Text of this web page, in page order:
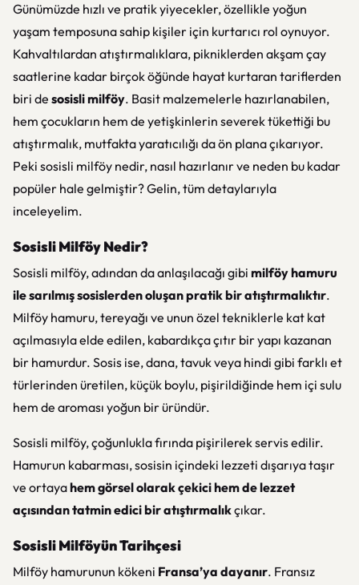
Günümüzde hızlı ve pratik yiyecekler, özellikle yoğun
yaşam temposuna sahip kişiler için kurtarıcı rol oynuyor.
Kahvaltılardan atıştırmalıklara, pikniklerden akşam çay
saatlerine kadar birçok öğünde hayat kurtaran tariflerden
biri de sosisli milföy. Basit malzemelerle hazırlanabilen,
hem çocukların hem de yetişkinlerin severek tükettiği bu
atıştırmalık, mutfakta yaratıcılığı da ön plana çıkarıyor.
Peki sosisli milföy nedir, nasıl hazırlanır ve neden bu kadar
popüler hale gelmiştir? Gelin, tüm detaylarıyla
inceleyelim.
Sosisli Milföy Nedir?
Sosisli milföy, adından da anlaşılacağı gibi milföy hamuru
ile sarılmış sosislerden oluşan pratik bir atıştırmalıktır.
Milföy hamuru, tereyağı ve unun özel tekniklerle kat kat
açılmasıyla elde edilen, kabardıkça çıtır bir yapı kazanan
bir hamurdur. Sosis ise, dana, tavuk veya hindi gibi farklı et
türlerinden üretilen, küçük boylu, pişirildiğinde hem içi sulu
hem de aroması yoğun bir üründür.
Sosisli milföy, çoğunlukla fırında pişirilerek servis edilir.
Hamurun kabarması, sosisin içindeki lezzeti dışarıya taşır
ve ortayahem görsel olarak çekici hem de lezzet
açısından tatmin edici bir atıştırmalıkçıkar.
Sosisli Milföyün Tarihçesi
Milföy hamurunun kökeni Fransa’ya dayanır. Fransız